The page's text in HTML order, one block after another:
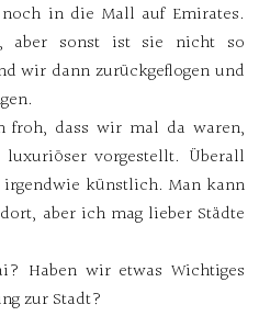
in die Mall auf Emirates.
aber sonst ist sie nicht so
wir dann zurückgeflogen und
froh, dass wir mal da waren,
vorgestellt. Überall
künstlich. Man kann
aber ich mag lieber Städte
Haben wir etwas Wichtiges
zur Stadt?